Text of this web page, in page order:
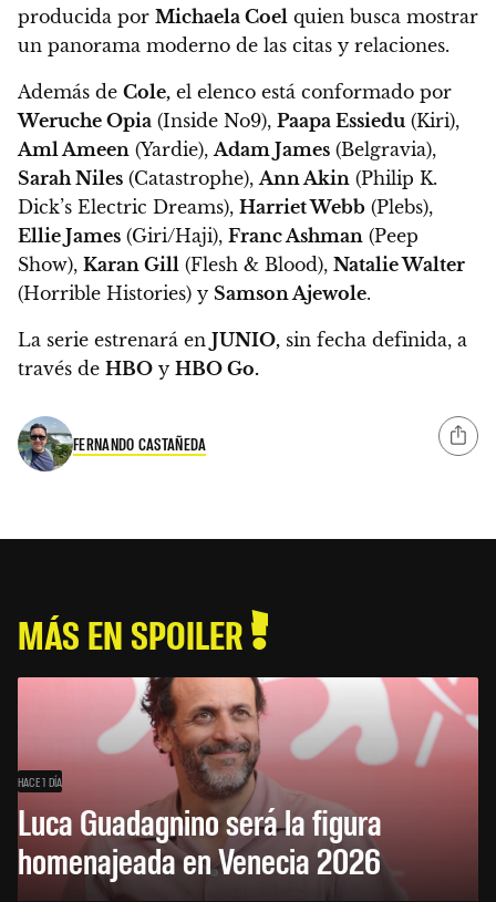
producida por Michaela Coel quien busca mostrar
un panorama moderno de las citas y relaciones.
Además de Cole, el elenco está conformado por
Weruche Opia (Inside No9), Paapa Essiedu (Kiri),
Aml Ameen (Yardie), Adam James (Belgravia),
Sarah Niles (Catastrophe), Ann Akin (Philip K.
Dick’s Electric Dreams), Harriet Webb (Plebs),
Ellie James (Giri/Haji), Franc Ashman (Peep
Show), Karan Gill (Flesh & Blood), Natalie Walter
(Horrible Histories) y Samson Ajewole.
La serie estrenará en JUNIO, sin fecha definida, a
través de HBO y HBO Go.
FERNANDO CASTAÑEDA
MÁS EN SPOILER
HACE 1 DÍA
Luca Guadagnino será la figura
homenajeada en Venecia 2026